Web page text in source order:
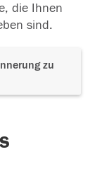
die Ihnen
sind.
zu